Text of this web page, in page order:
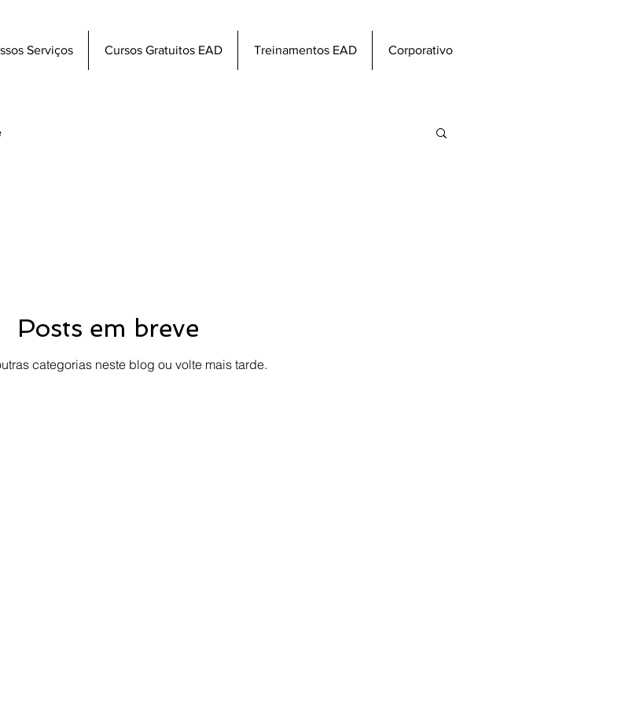
Serviços Cursos Gratuitos EAD Treinamentos EAD Corporativo
Posts em breve
categorias neste blog ou volte mais tarde.